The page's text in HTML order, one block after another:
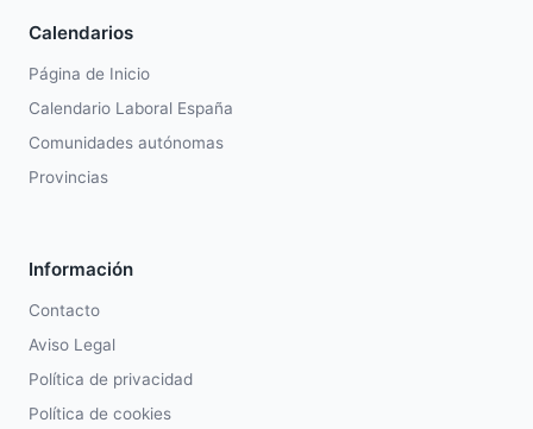
Calendarios
Página de Inicio
Calendario Laboral España
Comunidades autónomas
Provincias
Información
Contacto
Aviso Legal
Política de privacidad
Política de cookies